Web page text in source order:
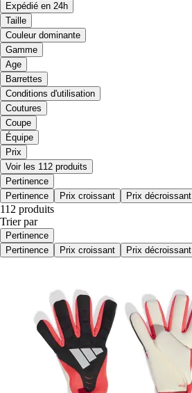
Expédié en 24h
Taille
Couleur dominante
Gamme
Age
Barrettes
Conditions d'utilisation
Coutures
Coupe
Équipe
Prix
Voir les 112 produits
Pertinence
Pertinence
Prix croissant Prix décroissant
112 produits
Trier par
Pertinence
Pertinence
Prix croissant Prix décroissant